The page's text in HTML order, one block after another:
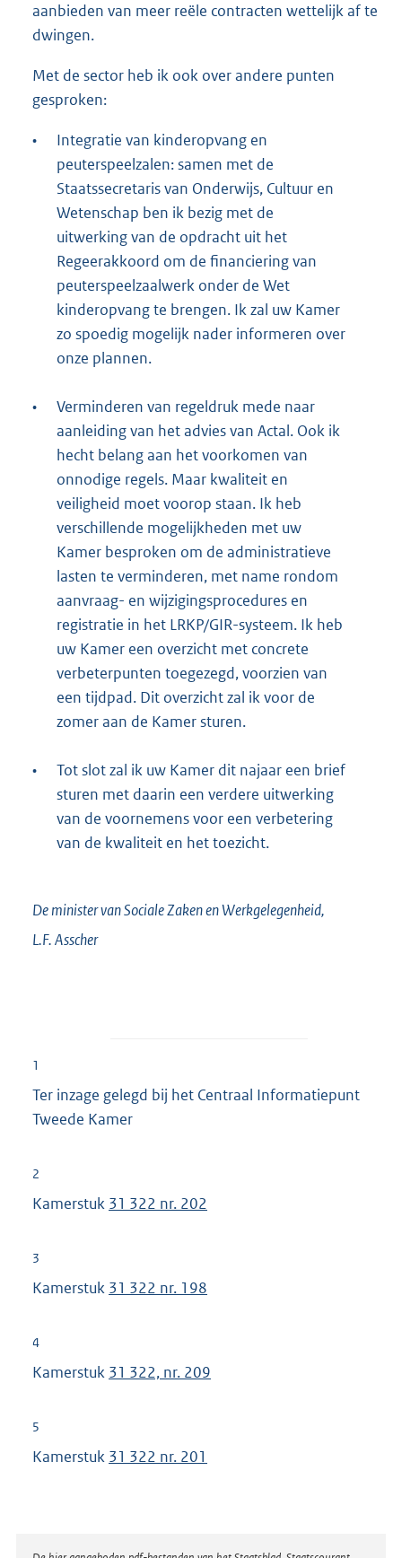
aanbieden van meer reële contracten wettelijk af te
dwingen.
Met de sector heb ik ook over andere punten
gesproken:
•
Integratie van kinderopvang en
peuterspeelzalen: samen met de
Staatssecretaris van Onderwijs, Cultuur en
Wetenschap ben ik bezig met de
uitwerking van de opdracht uit het
Regeerakkoord om de financiering van
peuterspeelzaalwerk onder de Wet
kinderopvang te brengen. Ik zal uw Kamer
zo spoedig mogelijk nader informeren over
onze plannen.
•
Verminderen van regeldruk mede naar
aanleiding van het advies van Actal. Ook ik
hecht belang aan het voorkomen van
onnodige regels. Maar kwaliteit en
veiligheid moet voorop staan. Ik heb
verschillende mogelijkheden met uw
Kamer besproken om de administratieve
lasten te verminderen, met name rondom
aanvraag- en wijzigingsprocedures en
registratie in het LRKP/GIR-systeem. Ik heb
uw Kamer een overzicht met concrete
verbeterpunten toegezegd, voorzien van
een tijdpad. Dit overzicht zal ik voor de
zomer aan de Kamer sturen.
•
Tot slot zal ik uw Kamer dit najaar een brief
sturen met daarin een verdere uitwerking
van de voornemens voor een verbetering
van de kwaliteit en het toezicht.
De minister van Sociale Zaken en Werkgelegenheid,
L.F.Asscher
1
Ter inzage gelegd bij het Centraal Informatiepunt
Tweede Kamer
2
Kamerstuk 31 322 nr. 202
3
Kamerstuk 31 322 nr. 198
4
Kamerstuk 31 322, nr. 209
5
Kamerstuk 31 322 nr. 201